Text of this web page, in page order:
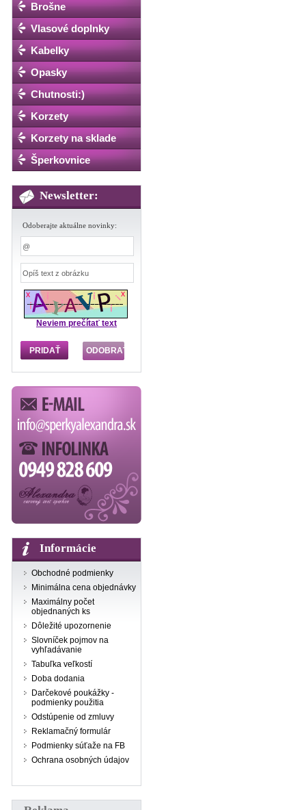
Brošne
Vlasové doplnky
Kabelky
Opasky
Chutnosti:)
Korzety
Korzety na sklade
Šperkovnice
Newsletter:
Odoberajte aktuálne novinky:
Neviem prečítať text
Informácie
Obchodné podmienky
Minimálna cena objednávky
Maximálny počet
objednaných ks
Dôležité upozornenie
Slovníček pojmov na
vyhľadávanie
Tabuľka veľkostí
Doba dodania
Darčekové poukážky -
podmienky použitia
Odstúpenie od zmluvy
Reklamačný formulár
Podmienky súťaže na FB
Ochrana osobných údajov